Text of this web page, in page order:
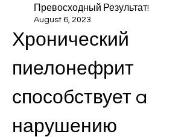
Превосходный Результат!
August 6, 2023
Хронический
пиелонефрит
способствует a
нарушению